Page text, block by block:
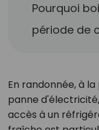
Pourquoi
période de
En randonnée, à
panne
accès à un